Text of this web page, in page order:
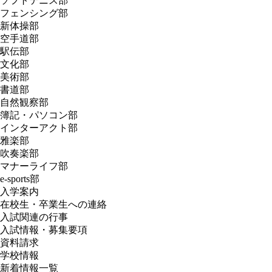
フェンシング部
新体操部
空手道部
駅伝部
文化部
美術部
書道部
自然観察部
簿記・パソコン部
インターアクト部
雅楽部
吹奏楽部
マナーライフ部
e-sports部
入学案内
在校生・卒業生への連絡
入試関連の行事
入試情報・募集要項
資料請求
学校情報
新着情報一覧